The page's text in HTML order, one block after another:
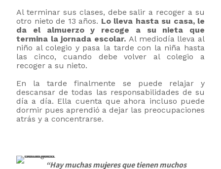
Al terminar sus clases, debe salir a recoger a su
otro nieto de 13 años. Lo lleva hasta su casa, le
da el almuerzo y recoge a su nieta que
termina la jornada escolar. Al mediodía lleva al
niño al colegio y pasa la tarde con la niña hasta
las cinco, cuando debe volver al colegio a
recoger a su nieto.
En la tarde finalmente se puede relajar y
descansar de todas las responsabilidades de su
día a día. Ella cuenta que ahora incluso puede
dormir pues aprendió a dejar las preocupaciones
atrás y a concentrarse.
“Hay muchas mujeres que tienen muchos